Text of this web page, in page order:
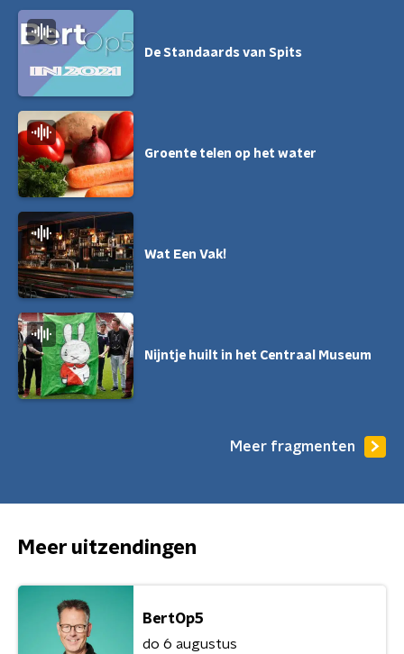
De Standaards van Spits
Groente telen op het water
Wat Een Vak!
Nijntje huilt in het Centraal Museum
Meer fragmenten
Meer uitzendingen
BertOp5
do 6 augustus